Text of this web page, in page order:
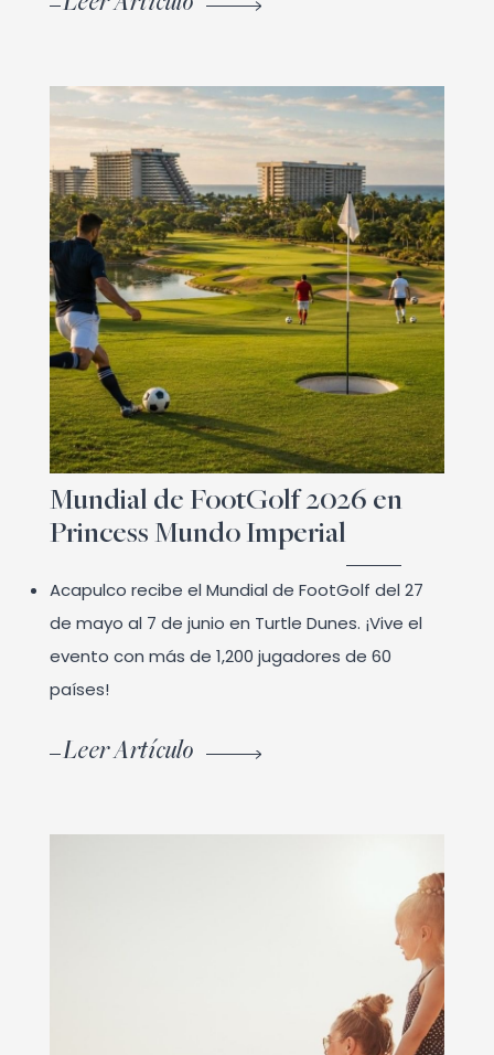
Mundial de FootGolf 2026 en
Princess Mundo Imperial
Acapulco recibe el Mundial de FootGolf del 27
de mayo al 7 de junio en Turtle Dunes. ¡Vive el
evento con más de 1,200 jugadores de 60
países!
Leer Artículo